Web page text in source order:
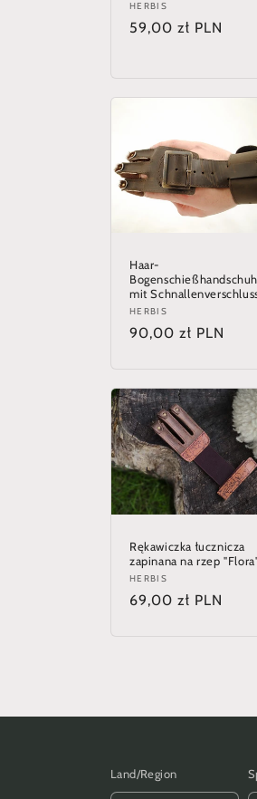
Anbieter:
HERBIS
Normaler
59,00 zł PLN
Haar-
Bogenschießhandschuh
mit
Anbieter:
HERBIS
Normaler
90,00 zł PLN
Rękawiczka łucznicza
zapinana na rzep
Anbieter:
HERBIS
Normaler
69,00 zł PLN
Land/Region